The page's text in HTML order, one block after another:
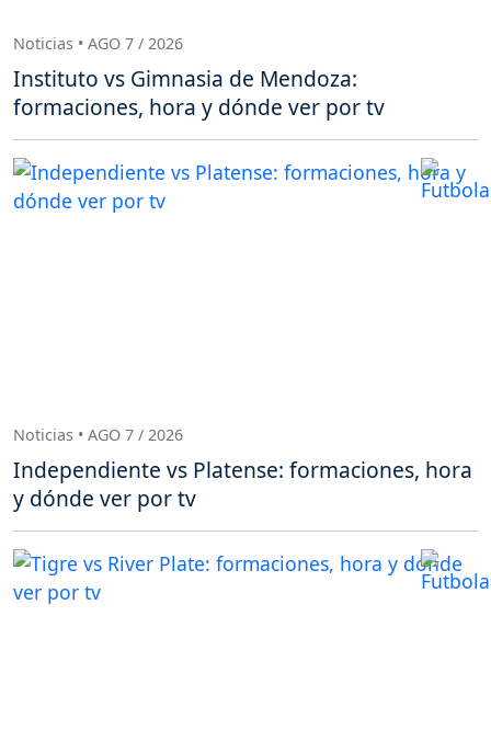
Noticias • AGO 7 / 2026
Instituto vs Gimnasia de Mendoza:
formaciones, hora y dónde ver por tv
Noticias • AGO 7 / 2026
Independiente vs Platense: formaciones, hora
y dónde ver por tv